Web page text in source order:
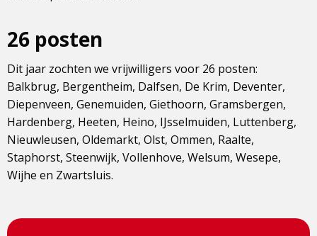
26 posten
Dit jaar zochten we vrijwilligers voor 26 posten:
Balkbrug, Bergentheim, Dalfsen, De Krim, Deventer,
Diepenveen, Genemuiden, Giethoorn, Gramsbergen,
Hardenberg, Heeten, Heino, IJsselmuiden, Luttenberg,
Nieuwleusen, Oldemarkt, Olst, Ommen, Raalte,
Staphorst, Steenwijk, Vollenhove, Welsum, Wesepe,
Wijhe en Zwartsluis.